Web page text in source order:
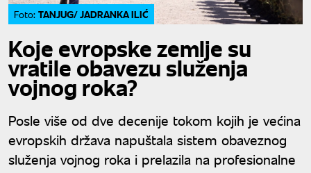
Foto: TANJUG/ JADRANKA ILIĆ
Koje evropske zemlje su
vratile obavezu služenja
vojnog roka?
Posle više od dve decenije tokom kojih je većina
evropskih država napuštala sistem obaveznog
služenja vojnog roka i prelazila na profesionalne